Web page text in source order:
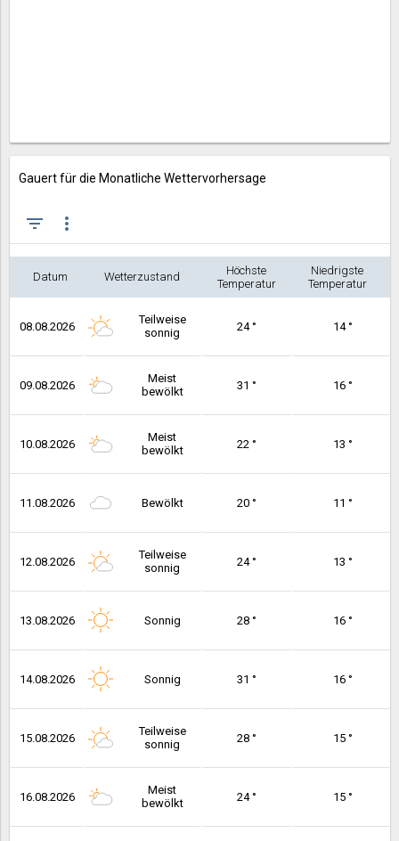
Gauert für die Monatliche Wettervorhersage
filter_list more_vert
Datum Wetterzustand
Höchste
Temperatur
Niedrigste
Temperatur
08.08.2026
Teilweise
sonnig
24 ° 14 °
09.08.2026
Meist
bewölkt
31 ° 16 °
10.08.2026
Meist
bewölkt
22 ° 13 °
11.08.2026 Bewölkt 20 ° 11 °
12.08.2026
Teilweise
sonnig
24 ° 13 °
13.08.2026 Sonnig 28 ° 16 °
14.08.2026 Sonnig 31 ° 16 °
15.08.2026
Teilweise
sonnig
28 ° 15 °
16.08.2026
Meist
bewölkt
24 ° 15 °